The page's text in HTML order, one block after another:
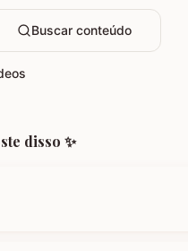
Buscar conteúdo
disso ✨